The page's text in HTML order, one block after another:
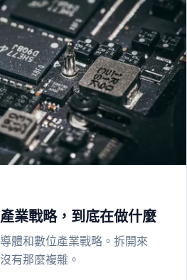
業戰略，到底在做什麼
體和數位產業戰略。拆開來
有那麼複雜。